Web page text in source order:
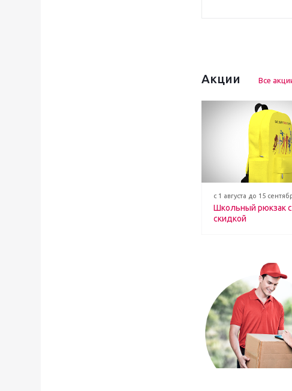
Акции Все
с 1 августа до 15
Школьный рюкзак
скидкой